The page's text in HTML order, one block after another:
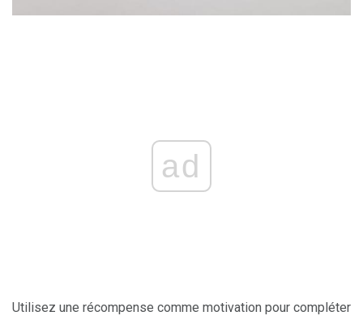
ad
Utilisez une récompense comme motivation pour compléter